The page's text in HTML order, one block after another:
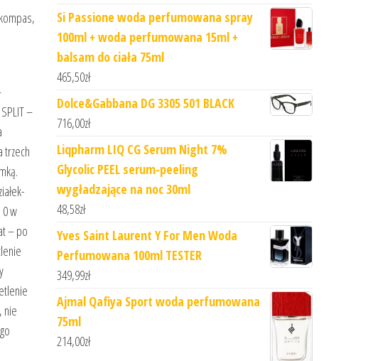
–
trzech
w
– po
nie
Si Passione woda perfumowana spray
100ml + woda perfumowana 15ml +
balsam do ciała 75ml
465,50zł
Dolce&Gabbana DG 3305 501 BLACK
716,00zł
Liqpharm LIQ CG Serum Night 7%
Glycolic PEEL serum-peeling
wygładzające na noc 30ml
48,58zł
Yves Saint Laurent Y For Men Woda
Perfumowana 100ml TESTER
349,99zł
Ajmal Qafiya Sport woda perfumowana
75ml
214,00zł